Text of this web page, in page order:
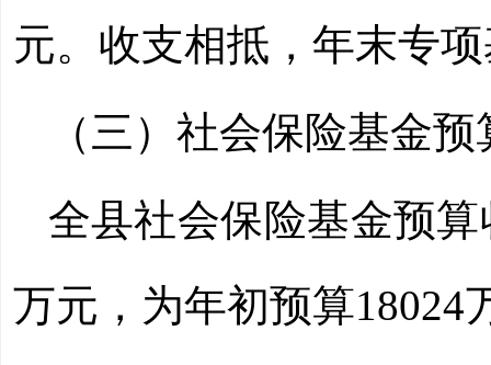
元。收支相抵，年末专
（三）社会保险基金
全县社会保险基金预
万元，为年初预算18024